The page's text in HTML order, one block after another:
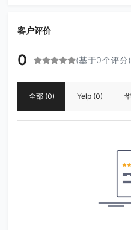
客户评价
0 (基于0个评分)
全部 (0) Yelp (0)